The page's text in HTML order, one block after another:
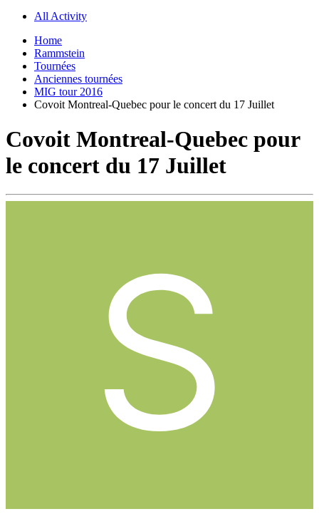
All Activity
Home
Rammstein
Tournées
Anciennes tournées
MIG tour 2016
Covoit Montreal-Quebec pour le concert du 17 Juillet
Covoit Montreal-Quebec pour
le concert du 17 Juillet